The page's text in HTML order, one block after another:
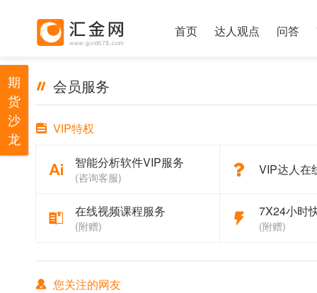
首页 达人观点 问答
会员服务
VIP特权
智能分析软件VIP服务
(咨询客服) VIP达人在
在线视频课程服务
(附赠)
7X24小时
(附赠)
您关注的网友
期
货
沙
龙